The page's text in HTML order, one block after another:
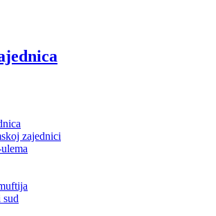
zajednici
sud